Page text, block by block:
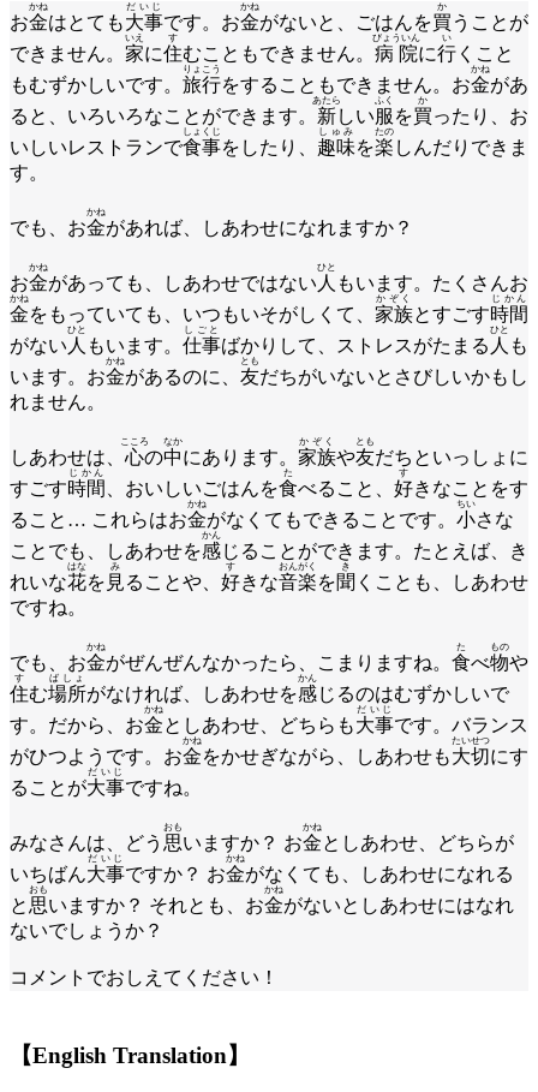
お金
かね
はとても大事
だいじ
です。お金
かね
がないと、ごはんを買
か
うことが
できません。 家
いえ
に住
す
むこともできません。 病院
びょういん
に行
い
くこと
もむずかしいです。 旅行
りょこう
をすることもできません。お金
かね
があ
ると、いろいろなことができます。 新
あたら
しい服
ふく
を買
か
ったり、お
いしいレストランで食事
しょくじ
をしたり、 趣味
しゅみ
を楽
たの
しんだりできま
す。
でも、お金
かね
があれば、しあわせになれますか？
お金
かね
があっても、しあわせではない人
ひと
もいます。たくさんお
金
かね
をもっていても、いつもいそがしくて、 家族
かぞく
とすごす時間
じかん
がない人
ひと
もいます。 仕事
しごと
ばかりして、ストレスがたまる 人
ひと
も
います。お金
かね
があるのに、 友
とも
だちがいないとさびしいかもし
れません。
しあわせは、 心
こころ
の中
なか
にあります。 家族
かぞく
や友
とも
だちといっしょに
すごす時間
じかん
、おいしいごはんを食
た
べること、 好
す
きなことをす
ること… これらはお金
かね
がなくてもできることです。 小
ちい
さな
ことでも、しあわせを感
かん
じることができます。たとえば、き
れいな花
はな
を 見
み
ることや、 好
す
きな音楽
おんがく
を聞
き
くことも、しあわせ
ですね。
でも、お金
かね
がぜんぜんなかったら、こまりますね。 食
た
べ物
もの
や
住
す
む場所
ばしょ
がなければ、しあわせを感
かん
じるのはむずかしいで
す。だから、お金
かね
としあわせ、どちらも大事
だいじ
です。バランス
がひつようです。お金
かね
をかせぎながら、しあわせも大切
たいせつ
にす
ることが大事
だいじ
ですね。
みなさんは、どう 思
おも
いますか？ お金
かね
としあわせ、どちらが
いちばん大事
だいじ
ですか？ お金
かね
がなくても、しあわせになれる
と思
おも
いますか？ それとも、お金
かね
がないとしあわせにはなれ
ないでしょうか？
コメントでおしえてください！
【English Translation】